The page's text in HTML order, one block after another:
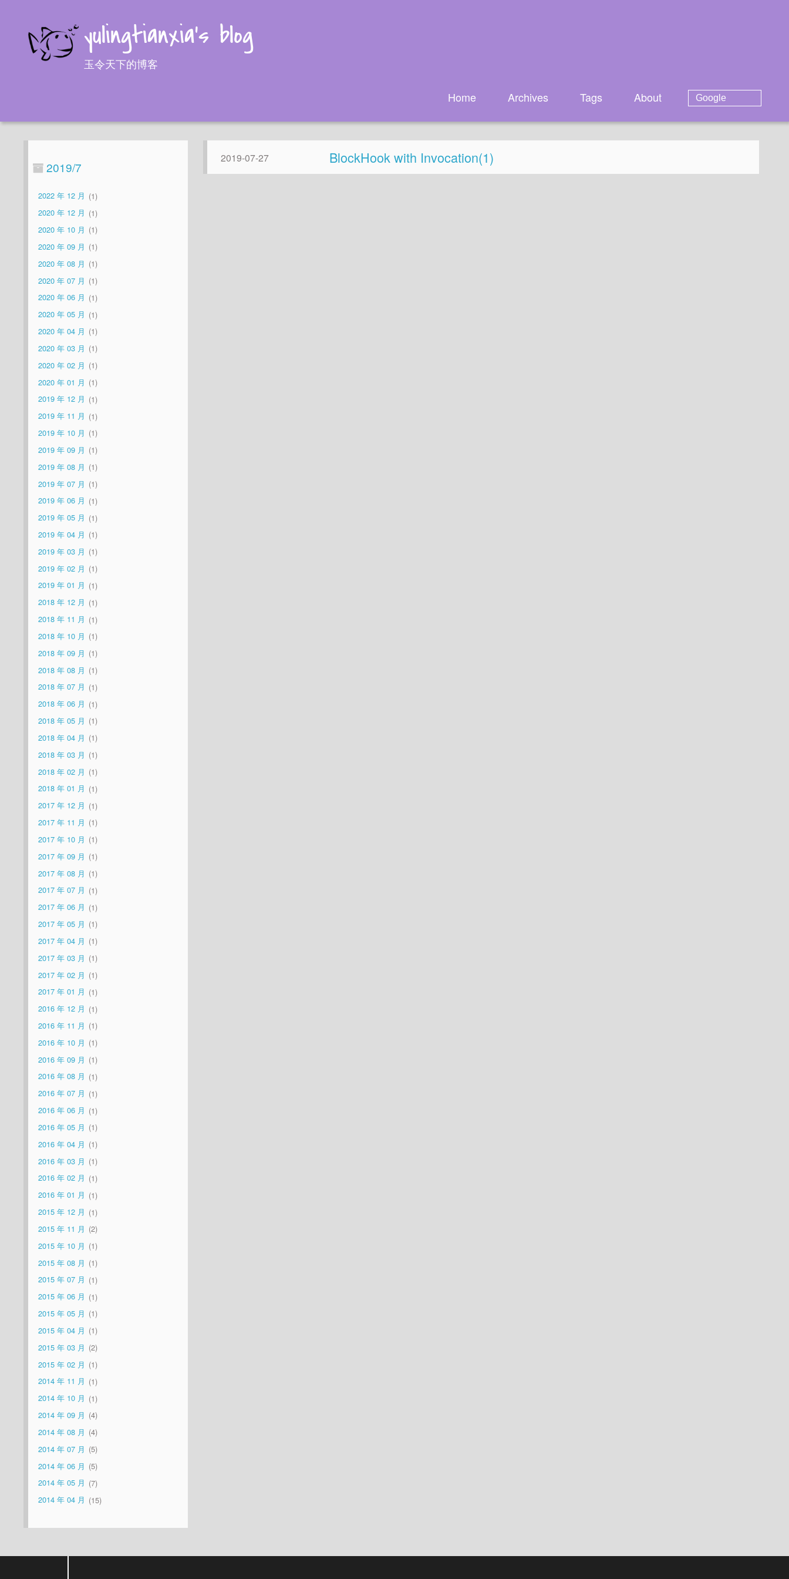
yulingtianxia's blog
玉令天下的博客
Home Archives Tags About
2019/7
2022 年 12 月
1
2020 年 12 月
1
2020 年 10 月
1
2020 年 09 月
1
2020 年 08 月
1
2020 年 07 月
1
2020 年 06 月
1
2020 年 05 月
1
2020 年 04 月
1
2020 年 03 月
1
2020 年 02 月
1
2020 年 01 月
1
2019 年 12 月
1
2019 年 11 月
1
2019 年 10 月
1
2019 年 09 月
1
2019 年 08 月
1
2019 年 07 月
1
2019 年 06 月
1
2019 年 05 月
1
2019 年 04 月
1
2019 年 03 月
1
2019 年 02 月
1
2019 年 01 月
1
2018 年 12 月
1
2018 年 11 月
1
2018 年 10 月
1
2018 年 09 月
1
2018 年 08 月
1
2018 年 07 月
1
2018 年 06 月
1
2018 年 05 月
1
2018 年 04 月
1
2018 年 03 月
1
2018 年 02 月
1
2018 年 01 月
1
2017 年 12 月
1
2017 年 11 月
1
2017 年 10 月
1
2017 年 09 月
1
2017 年 08 月
1
2017 年 07 月
1
2017 年 06 月
1
2017 年 05 月
1
2017 年 04 月
1
2017 年 03 月
1
2017 年 02 月
1
2017 年 01 月
1
2016 年 12 月
1
2016 年 11 月
1
2016 年 10 月
1
2016 年 09 月
1
2016 年 08 月
1
2016 年 07 月
1
2016 年 06 月
1
2016 年 05 月
1
2016 年 04 月
1
2016 年 03 月
1
2016 年 02 月
1
2016 年 01 月
1
2015 年 12 月
1
2015 年 11 月
2
2015 年 10 月
1
2015 年 08 月
1
2015 年 07 月
1
2015 年 06 月
1
2015 年 05 月
1
2015 年 04 月
1
2015 年 03 月
2
2015 年 02 月
1
2014 年 11 月
1
2014 年 10 月
1
2014 年 09 月
4
2014 年 08 月
4
2014 年 07 月
5
2014 年 06 月
5
2014 年 05 月
7
2014 年 04 月
15
2019-07-27 BlockHook with Invocation(1)